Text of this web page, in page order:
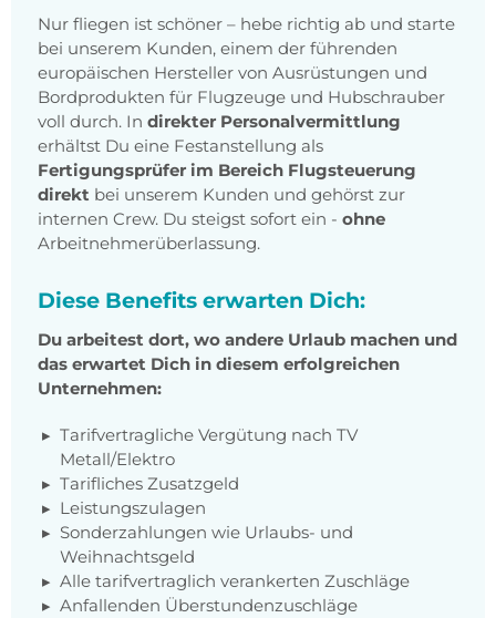
Nur fliegen ist schöner – hebe richtig ab und starte
bei unserem Kunden, einem der führenden
europäischen Hersteller von Ausrüstungen und
Bordprodukten für Flugzeuge und Hubschrauber
voll durch. In direkter Personalvermittlung
erhältst Du eine Festanstellung als
Fertigungsprüfer im Bereich Flugsteuerung
direkt bei unserem Kunden und gehörst zur
internen Crew. Du steigst sofort ein - ohne
Arbeitnehmerüberlassung.
Diese Benefits erwarten Dich:
Du arbeitest dort, wo andere Urlaub machen und
das erwartet Dich in diesem erfolgreichen
Unternehmen:
Tarifvertragliche Vergütung nach TV
Metall/Elektro
Tarifliches Zusatzgeld
Leistungszulagen
Sonderzahlungen wie Urlaubs- und
Weihnachtsgeld
Alle tarifvertraglich verankerten Zuschläge
Anfallenden Überstundenzuschläge